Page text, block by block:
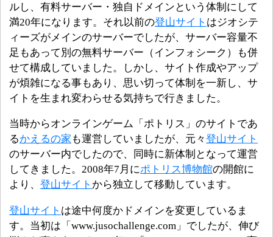
ルし、有料サーバー・独自ドメインという体制にして
満20年になります。それ以前の登山サイト はジオシテ
ィーズがメインのサーバーでしたが、サーバー容量不
足もあって別の無料サーバー（インフォシーク）も併
せて構成していました。しかし、サイト作成やアップ
が煩雑になる事もあり、思い切って体制を一新し、サ
イトを生まれ変わらせる気持ちで行きました。
当時からオンラインゲーム「ポトリス」のサイトであ
るかえるの家 も運営していましたが、元々登山サイト
のサーバー内でしたので、同時に新体制となって運営
してきました。2008年7月にポトリス博物館の開館に
より、 登山サイト から独立して移動しています。
登山サイト は途中何度かドメインを変更しているま
す。当初は「www.jusochallenge.com」でしたが、伸び